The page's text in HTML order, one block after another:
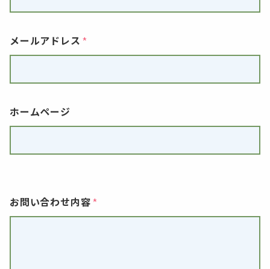
メールアドレス
ホームページ
お問い合わせ内容